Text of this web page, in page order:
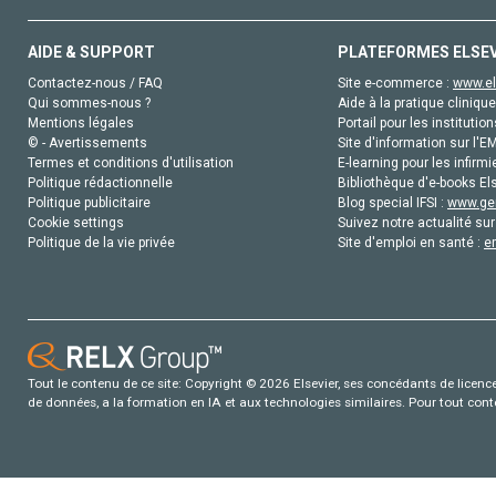
AIDE & SUPPORT
Contactez-nous / FAQ
Qui sommes-nous ?
Mentions légales
© - Avertissements
Termes et conditions d'utilisation
Politique rédactionnelle
Politique publicitaire
Cookie settings
Politique de la vie privée
PLATEFORMES
Site e-commerce :
Aide à la pratique
Portail pour les
Site d'information sur
E-learning pour les
Bibliothèque d'e-books
Blog special IFSI :
Suivez notre actualité
Site d'emploi en santé :
Tout le contenu de ce site: Copyright © 2026 Elsevier, ses concédants de
de données, a la formation en IA et aux technologies similaires. Pour tout